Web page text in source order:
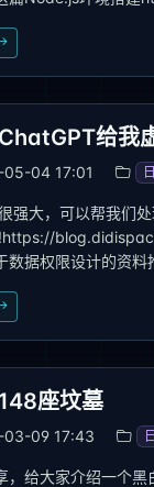
给我
04 17:01
强大，可以帮我们
!https://
数据权限设计的资料
座坟墓
03-09 17:43
，给大家介绍一个